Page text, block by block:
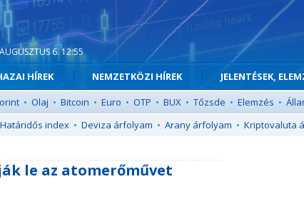
6. 12:55
HÍREK NEMZETKÖZI HÍREK JELENTÉSEK,
• Olaj • Bitcoin • Euro • OTP • BUX • Tőzsde • Elemzés •
Határidős index • Deviza árfolyam • Arany árfolyam • Kriptovaluta
le az atomerőművet